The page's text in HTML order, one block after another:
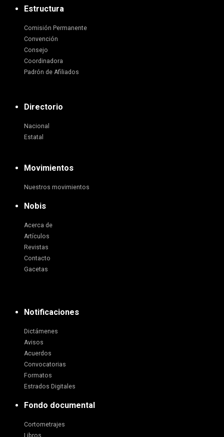
Estructura
Comisión Permanente
Convención
Consejo
Coordinadora
Padrón de Afiliados
Directorio
Nacional
Estatal
Movimientos
Nuestros movimientos
Nobis
Acerca de
Artículos
Revistas
Contacto
Gacetas
Notificaciones
Dictámenes
Avisos
Acuerdos
Convocatorias
Formatos
Estrados Digitales
Fondo documental
Cortometrajes